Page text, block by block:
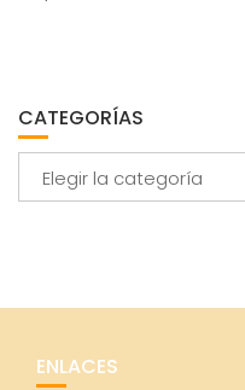
CATEGORÍAS
ENLACES